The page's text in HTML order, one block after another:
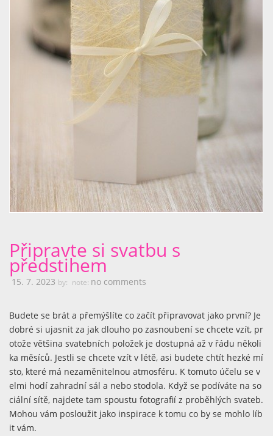
Připravte si svatbu s
předstihem
15. 7. 2023 by: note: no comments
Budete se brát a přemýšlíte co začít připravovat jako první? Je
dobré si ujasnit za jak dlouho po zasnoubení se chcete vzít, pr
otože většina svatebních položek je dostupná až v řádu několi
ka měsíců. Jestli se chcete vzít v létě, asi budete chtít hezké mí
sto, které má nezaměnitelnou atmosféru. K tomuto účelu se v
elmi hodí zahradní sál a nebo stodola. Když se podíváte na so
ciální sítě, najdete tam spoustu fotografií z proběhlých svateb.
Mohou vám posloužit jako inspirace k tomu co by se mohlo líb
it vám.